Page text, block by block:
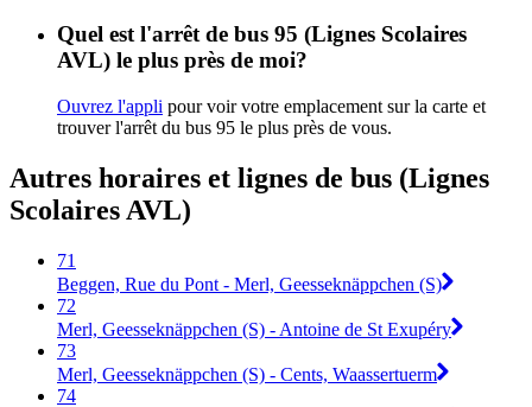
Quel est l'arrêt de bus 95 (Lignes Scolaires
AVL) le plus près de moi?
Ouvrez l'appli pour voir votre emplacement sur la carte et
trouver l'arrêt du bus 95 le plus près de vous.
Autres horaires et lignes de bus (Lignes
Scolaires AVL)
71
Beggen, Rue du Pont - Merl, Geesseknäppchen (S)
72
Merl, Geesseknäppchen (S) - Antoine de St Exupéry
73
Merl, Geesseknäppchen (S) - Cents, Waassertuerm
74